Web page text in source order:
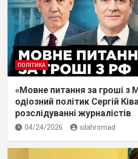
ПОЛІТИКА
«Мовне питання за гроші з
одіозний політик Сергій
розслідуванні журналістів
04/24/2026 silahromad